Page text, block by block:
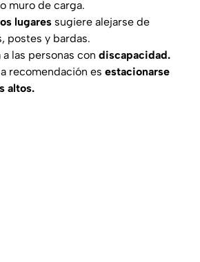
muro de carga.
lugares sugiere alejarse de
postes y bardas.
las personas con discapacidad.
recomendación es estacionarse
altos.